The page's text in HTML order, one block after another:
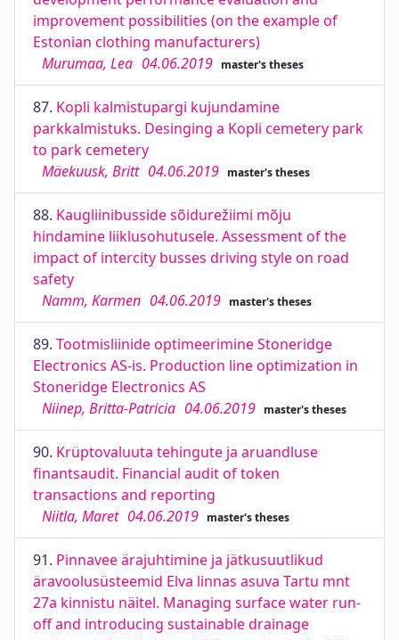
improvement possibilities (on the example of
Estonian clothing manufacturers)
Murumaa, Lea 04.06.2019 master's theses
87. Kopli kalmistupargi kujundamine
parkkalmistuks. Desinging a Kopli cemetery park
to park cemetery
Mäekuusk, Britt 04.06.2019 master's theses
88. Kaugliinibusside sõidurežiimi mõju
hindamine liiklusohutusele. Assessment of the
impact of intercity busses driving style on road
safety
Namm, Karmen 04.06.2019 master's theses
89. Tootmisliinide optimeerimine Stoneridge
Electronics AS-is. Production line optimization in
Stoneridge Electronics AS
Niinep, Britta-Patricia 04.06.2019 master's theses
90. Krüptovaluuta tehingute ja aruandluse
finantsaudit. Financial audit of token
transactions and reporting
Niitla, Maret 04.06.2019 master's theses
91. Pinnavee ärajuhtimine ja jätkusuutlikud
äravoolusüsteemid Elva linnas asuva Tartu mnt
27a kinnistu näitel. Managing surface water run-
off and introducing sustainable drainage